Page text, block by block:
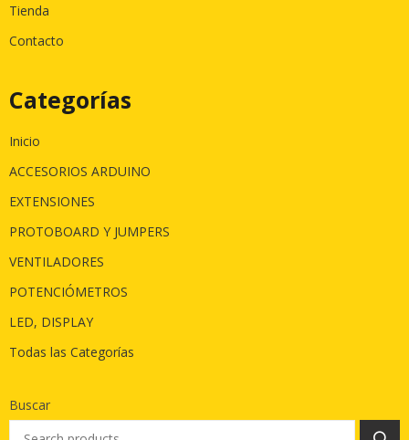
Tienda
Contacto
Categorías
Inicio
ACCESORIOS ARDUINO
EXTENSIONES
PROTOBOARD Y JUMPERS
VENTILADORES
POTENCIÓMETROS
LED, DISPLAY
Todas las Categorías
Buscar